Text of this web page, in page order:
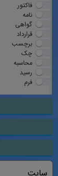
فاکتور
نامه
گواهی
قرارداد
برچسب
چک
محاسبه
رسید
فرم